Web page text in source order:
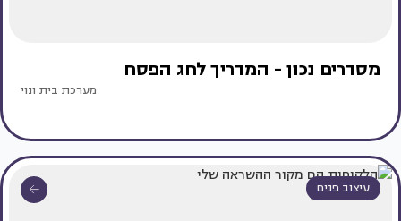
מסדרים נכון - המדריך לחג הפסח
מערכת בית ונוי
עיצוב פנים